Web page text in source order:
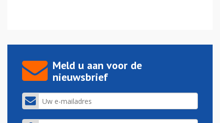
Meld u aan voor de
nieuwsbrief